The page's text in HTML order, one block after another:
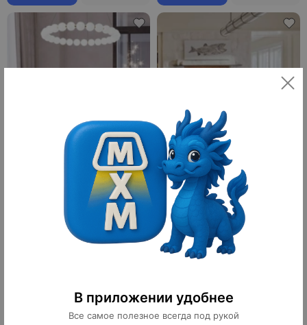
В приложении удобнее
Все самое полезное всегда под рукой
Светильник подвесной медный
Uvloxi, медь, 80*10 см,
32,200 ₽
10
оплачено
Светильник подвесной, черный,
Elurix, металл, 150*10 см,
светодиодная, LED
1,700 ¥ 23,800 ₽